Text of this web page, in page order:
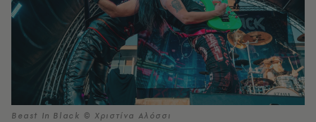
Beast In Black © Χριστίνα Αλόσσι